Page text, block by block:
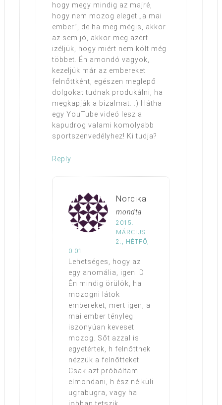
hogy megy mindig az majré,
hogy nem mozog eleget „a mai
ember”, de ha meg mégis, akkor
az sem jó, akkor meg azért
izéljük, hogy miért nem költ még
többet. Én amondó vagyok,
kezeljük már az embereket
felnőttként, egészen meglepő
dolgokat tudnak produkálni, ha
megkapják a bizalmat. :) Hátha
egy YouTube videó lesz a
kapudrog valami komolyabb
sportszenvedélyhez! Ki tudja?
Reply
Norcika
mondta
2015.
MÁRCIUS
2., HÉTFŐ,
0:01
Lehetséges, hogy az
egy anomália, igen :D
Én mindig örülök, ha
mozogni látok
embereket, mert igen, a
mai ember tényleg
iszonyúan keveset
mozog. Sőt azzal is
egyetértek, h felnőttnek
nézzük a felnőtteket.
Csak azt próbáltam
elmondani, h ész nélküli
ugrabugra, vagy ha